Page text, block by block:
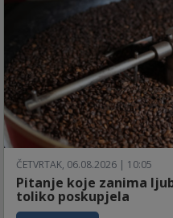
ČETVRTAK, 06.08.2026 | 10:05
Pitanje koje zanima
toliko poskupjela